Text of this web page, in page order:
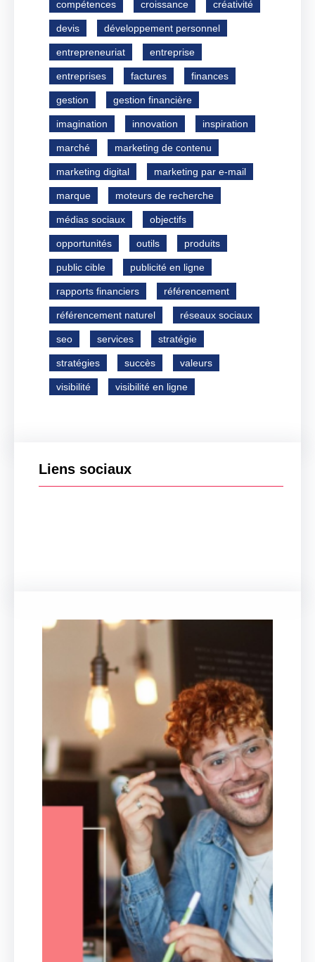
compétences croissance créativité
devis développement personnel
entrepreneuriat entreprise
entreprises factures finances
gestion gestion financière
imagination innovation inspiration
marché marketing de contenu
marketing digital marketing par e-mail
marque moteurs de recherche
médias sociaux objectifs
opportunités outils produits
public cible publicité en ligne
rapports financiers référencement
référencement naturel réseaux sociaux
seo services stratégie
stratégies succès valeurs
visibilité visibilité en ligne
Liens sociaux